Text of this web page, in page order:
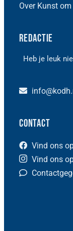
Over Kunst
Redactie
Heb je leuk
Contact
Vind ons
Vind ons